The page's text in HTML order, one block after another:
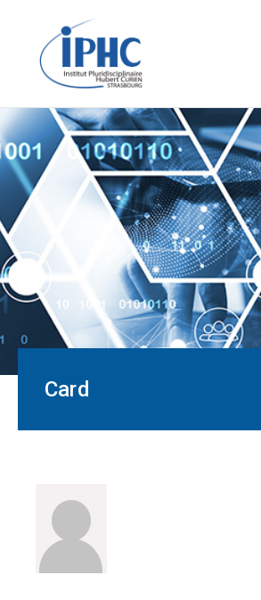
The Hubert Curien
pluridisciplinary
Card